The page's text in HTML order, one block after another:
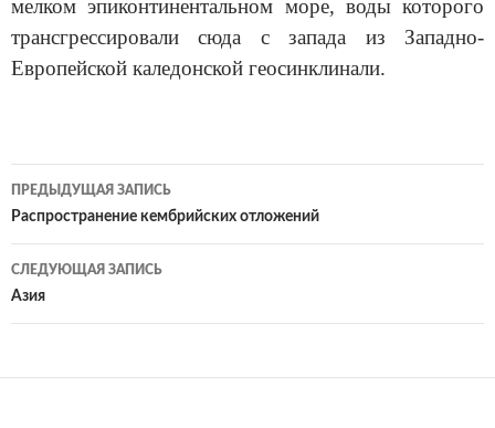
мелком эпиконтинентальном море, воды которого
трансгрессировали сюда с запада из Западно-
Европейской каледонской геосинклинали.
Навигация
по
записям
ПРЕДЫДУЩАЯ ЗАПИСЬ
Распространение кембрийских отложений
СЛЕДУЮЩАЯ ЗАПИСЬ
Азия